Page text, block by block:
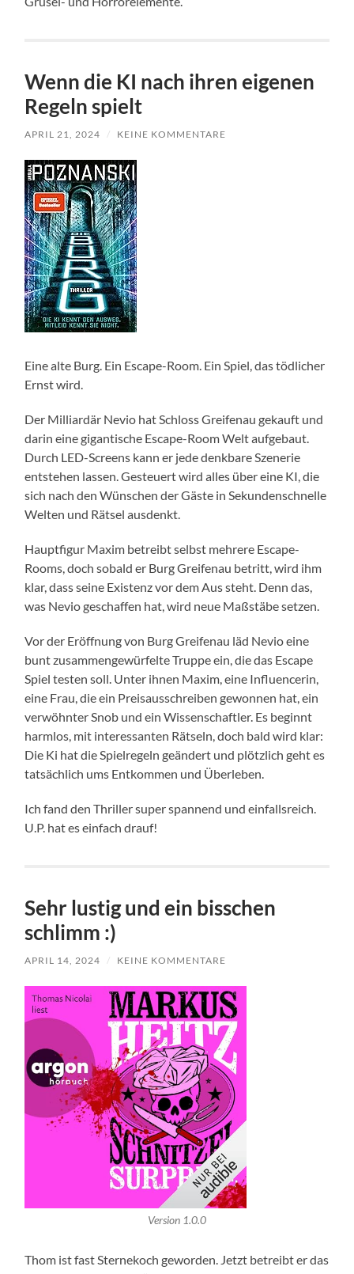
Wenn die KI nach ihren eigenen
Regeln spielt
APRIL 21, 2024 / KEINE KOMMENTARE
Eine alte Burg. Ein Escape-Room. Ein Spiel, das tödlicher
Ernst wird.
Der Milliardär Nevio hat Schloss Greifenau gekauft und
darin eine gigantische Escape-Room Welt aufgebaut.
Durch LED-Screens kann er jede denkbare Szenerie
entstehen lassen. Gesteuert wird alles über eine KI, die
sich nach den Wünschen der Gäste in Sekundenschnelle
Welten und Rätsel ausdenkt.
Hauptfigur Maxim betreibt selbst mehrere Escape-
Rooms, doch sobald er Burg Greifenau betritt, wird ihm
klar, dass seine Existenz vor dem Aus steht. Denn das,
was Nevio geschaffen hat, wird neue Maßstäbe setzen.
Vor der Eröffnung von Burg Greifenau läd Nevio eine
bunt zusammengewürfelte Truppe ein, die das Escape
Spiel testen soll. Unter ihnen Maxim, eine Influencerin,
eine Frau, die ein Preisausschreiben gewonnen hat, ein
verwöhnter Snob und ein Wissenschaftler. Es beginnt
harmlos, mit interessanten Rätseln, doch bald wird klar:
Die Ki hat die Spielregeln geändert und plötzlich geht es
tatsächlich ums Entkommen und Überleben.
Ich fand den Thriller super spannend und einfallsreich.
U.P. hat es einfach drauf!
Sehr lustig und ein bisschen
schlimm :)
APRIL 14, 2024 / KEINE KOMMENTARE
Version 1.0.0
Thom ist fast Sternekoch geworden. Jetzt betreibt er das